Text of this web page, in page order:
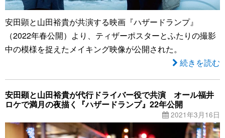
安田顕と山田裕貴が共演する映画『ハザードランプ』
（2022年春公開）より、ティザーポスターとふたりの撮影
中の模様を捉えたメイキング映像が公開された。
続きを読む
安田顕と山田裕貴が代行ドライバー役で共演 オール福井
ロケで満月の夜描く『ハザードランプ』22年公開
2021年3月16日